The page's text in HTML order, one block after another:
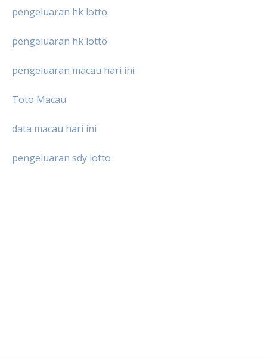
pengeluaran hk lotto
pengeluaran hk lotto
pengeluaran macau hari ini
Toto Macau
data macau hari ini
pengeluaran sdy lotto